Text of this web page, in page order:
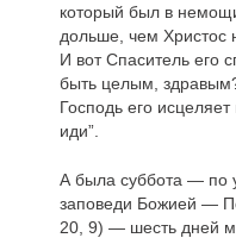
который был в
дольше, чем Христос
И вот Спаситель его
быть целым,
Господь его
иди”.
А была суббота — по
заповеди Божией —
20, 9) — шесть дней